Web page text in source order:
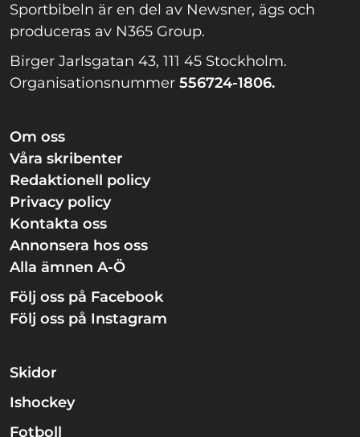
Sportbibeln är en del av Newsner, ägs och
produceras av N365 Group.
Birger Jarlsgatan 43, 111 45 Stockholm.
Organisationsnummer 556724-1806.
Om oss
Våra skribenter
Redaktionell policy
Privacy policy
Kontakta oss
Annonsera hos oss
Alla ämnen A-Ö
Följ oss på Facebook
Följ oss på Instagram
Skidor
Ishockey
Fotboll